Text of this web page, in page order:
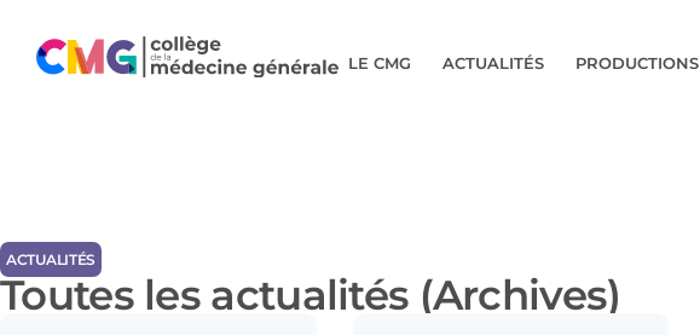
LE CMG ACTUALITÉS PRODUCTIONS
ACTUALITÉS
Toutes les actualités (Archives)